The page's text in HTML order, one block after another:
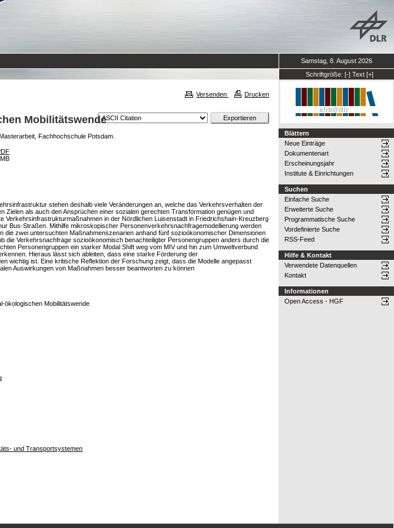
Samstag, 8. August 2026
Schriftgröße: [-] Text [+]
Versenden Drucken
Mobilitätswende
Fachhochschule Potsdam.
stehen deshalb viele Veränderungen an, welche das Verkehrsverhalten der
als auch den Ansprüchen einer sozialen gerechten Transformation genügen und
in der Nördlichen Luisenstadt in Friedrichshain-Kreuzberg
Bus-Straßen. Mithilfe mikroskopischer Personenverkehrsnachfragemodellierung werden
zwei untersuchten Maßnahmenszenarien anhand fünf sozioökonomischer Dimensionen
Verkehrsnachfrage sozioökonomisch benachteiligter Personengruppen anders durch die
Personengruppen ein starker Modal Shift weg vom MIV und hin zum Umweltverbund
Hieraus lässt sich ableiten, dass eine starke Förderung der
wichtig ist. Eine kritische Reflektion der Forschung zeigt, dass die Modelle angepasst
Auswirkungen von Maßnahmen besser beantworten zu können
ökologischen Mobilitätswende
und Transportsystemen
Blättern
Neue Einträge
Dokumentenart
Erscheinungsjahr
Institute & Einrichtungen
Suchen
Einfache Suche
Erweiterte Suche
Programmatische Suche
Vordefinierte Suche
RSS-Feed
Hilfe & Kontakt
Verwendete Datenquellen
Kontakt
Informationen
Open Access - HGF